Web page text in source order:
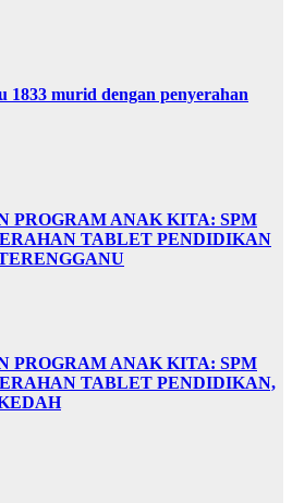
murid dengan penyerahan
PROGRAM ANAK KITA: SPM
TABLET PENDIDIKAN
PROGRAM ANAK KITA: SPM
TABLET PENDIDIKAN,